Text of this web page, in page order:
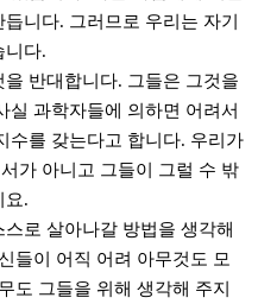
니다. 그러므로 우리는 자기
니다.
반대합니다. 그들은 그것을
실 과학자들에 의하면 어려서
수를 갖는다고 합니다. 우리가
가 아니고 그들이 그럴 수 밖
요.
로 살아나갈 방법을 생각해
들이 어직 어려 아무것도 모
도 그들을 위해 생각해 주지